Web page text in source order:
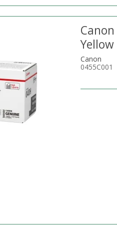
Yellow
Canon
0455C001